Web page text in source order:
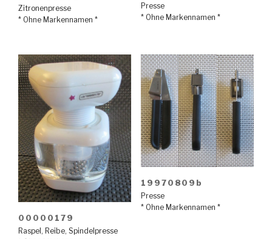
Zitronenpresse
* Ohne Markennamen *
Presse
* Ohne Markennamen *
00000179
Raspel , Reibe, Spindelpresse
19970809b
Presse
* Ohne Markennamen *